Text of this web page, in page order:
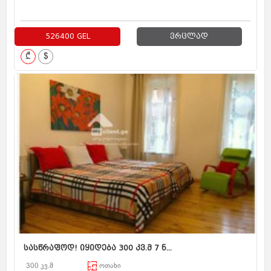
526400 GEL ვრცლად
₾ $
სასწრაფოდ! იყიდება 300 კვ.მ 7 ნ...
300 კვ.მ ოთახი